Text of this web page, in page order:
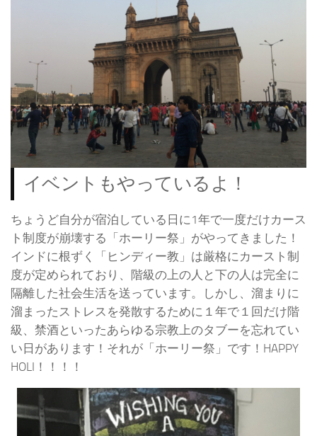
イベントもやっているよ！
ちょうど自分が宿泊している日に1年で一度だけカース
ト制度が崩壊する「ホーリー祭」がやってきました！
インドに根ずく「ヒンディー教」は厳格にカースト制
度が定められており、階級の上の人と下の人は完全に
隔離した社会生活を送っています。しかし、溜まりに
溜まったストレスを発散するために１年で１回だけ階
級、禁酒といったあらゆる宗教上のタブーを忘れてい
い日があります！それが「ホーリー祭」です！HAPPY
HOLI！！！！